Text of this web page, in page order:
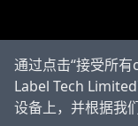
通过点击“接受所
Label Tech
设备上，并根据我